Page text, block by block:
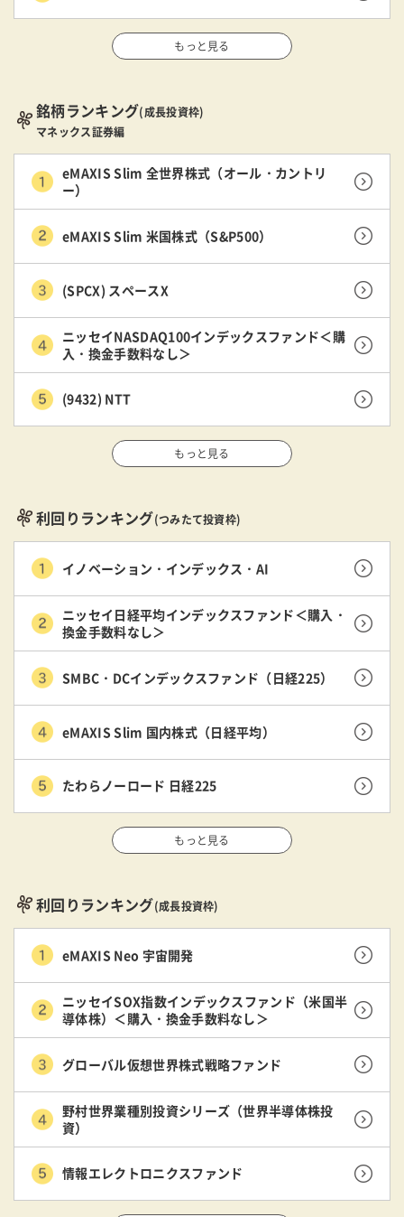
もっと見る
銘柄ランキング(成長投資枠)
マネックス証券編
eMAXIS Slim 全世界株式（オール・カントリ
ー）
eMAXIS Slim 米国株式（S&P500）
(SPCX) スペースX
ニッセイNASDAQ100インデックスファンド＜購
入・換金手数料なし＞
(9432) NTT
もっと見る
利回りランキング(つみたて投資枠)
イノベーション・インデックス・AI
ニッセイ日経平均インデックスファンド＜購入・
換金手数料なし＞
SMBC・DCインデックスファンド（日経225）
eMAXIS Slim 国内株式（日経平均）
たわらノーロード 日経225
もっと見る
利回りランキング(成長投資枠)
eMAXIS Neo 宇宙開発
ニッセイSOX指数インデックスファンド（米国半
導体株）＜購入・換金手数料なし＞
グローバル仮想世界株式戦略ファンド
野村世界業種別投資シリーズ（世界半導体株投
資）
情報エレクトロニクスファンド